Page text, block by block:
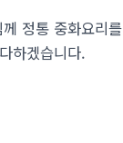
정통 중화요리를
하겠습니다.